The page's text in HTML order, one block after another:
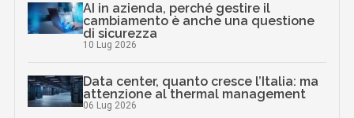
AI in azienda, perché gestire il
cambiamento è anche una questione
di sicurezza
10 Lug 2026
Data center, quanto cresce l’Italia: ma
attenzione al thermal management
06 Lug 2026